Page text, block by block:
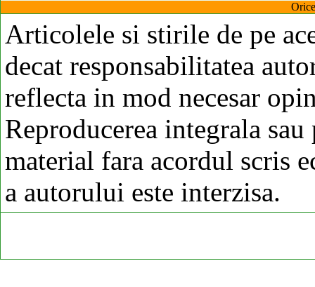
Articolele si stirile de pe
decat responsabilitatea
reflecta in mod necesar
Reproducerea integrala
material fara acordul scris
a autorului este interzisa.